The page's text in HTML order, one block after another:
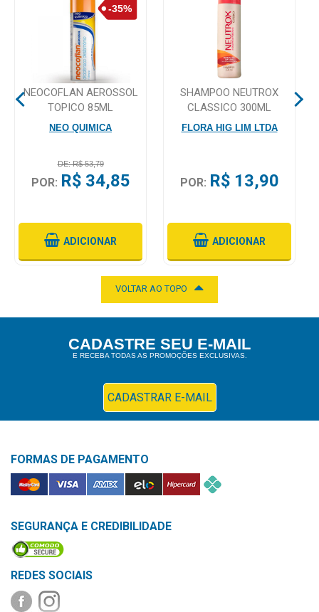
Medicamentos
Proteção
Cuidado
Dermocosméticos
e
Monitores
Socorros
Casa
e
NEOCOFLAN AEROSSOL
TOPICO 85ML
NEO QUIMICA
DE: R$ 53,79
POR: R$ 34,85
ADICIONAR
SHAMPOO NEUTROX
CLASSICO 300ML
FLORA HIG LIM LTDA
POR: R$ 13,90
ADICIONAR
VOLTAR AO TOPO
CADASTRE SEU E-MAIL
E RECEBA TODAS AS PROMOÇÕES EXCLUSIVAS.
CADASTRAR E-MAIL
FORMAS DE PAGAMENTO
SEGURANÇA E CREDIBILIDADE
REDES SOCIAIS